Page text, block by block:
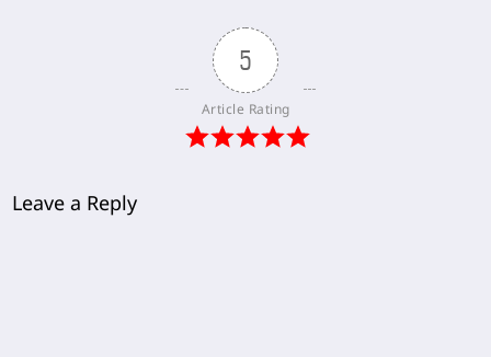
5
Article Rating
Leave a Reply